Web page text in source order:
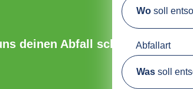
Wo soll
Abfallart
Was soll
deinen Abfall schnell, sicher